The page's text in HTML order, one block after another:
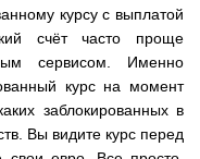
курсу с выплатой
счёт часто проще
сервисом. Именно
курс на момент
заблокированных в
Вы видите курс перед